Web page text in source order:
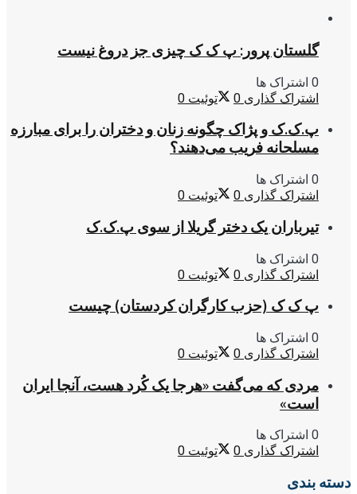
گلستان پرور: پ ک ک چیزی جز دروغ نیست
0 اشتراک ها
اشتراک گذاری 0 توئیت 0
پ.ک.ک و پژاک چگونه زنان و دختران را برای مبارزه
مسلحانه فریب می‌دهند؟
0 اشتراک ها
اشتراک گذاری 0 توئیت 0
تیرباران یک دختر گریلا از سوی پ.ک.ک
0 اشتراک ها
اشتراک گذاری 0 توئیت 0
پ ک ک (حزب کارگران کردستان) چیست
0 اشتراک ها
اشتراک گذاری 0 توئیت 0
مردی که می‌گفت «هرجا یک کُرد هست، آنجا ایران
است»
0 اشتراک ها
اشتراک گذاری 0 توئیت 0
دسته بندی